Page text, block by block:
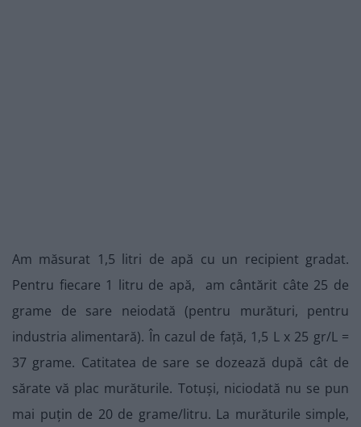
Am măsurat 1,5 litri de apă cu un recipient gradat.
Pentru fiecare 1 litru de apă, am cântărit câte 25 de
grame de sare neiodată (pentru murături, pentru
industria alimentară). În cazul de față, 1,5 L x 25 gr/L =
37 grame. Catitatea de sare se dozează după cât de
sărate vă plac murăturile. Totuși, niciodată nu se pun
mai puțin de 20 de grame/litru. La murăturile simple,